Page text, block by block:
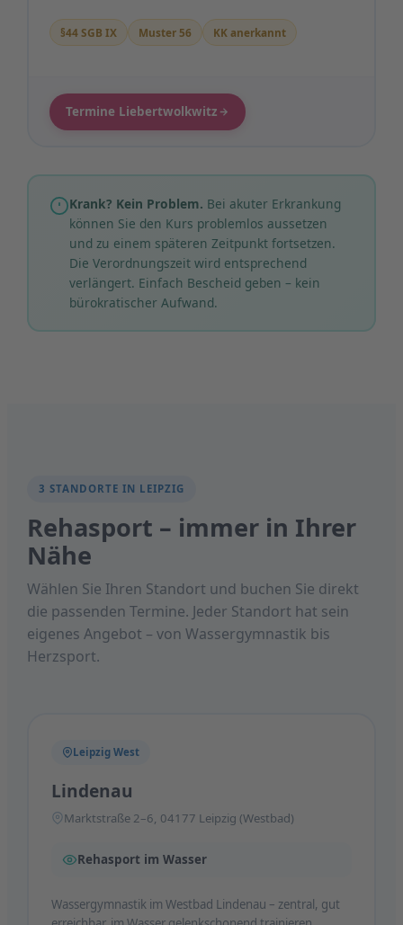
§44 SGB IX Muster 56 KK anerkannt
Termine Liebertwolkwitz
Krank? Kein Problem. Bei akuter Erkrankung
können Sie den Kurs problemlos aussetzen
und zu einem späteren Zeitpunkt fortsetzen.
Die Verordnungszeit wird entsprechend
verlängert. Einfach Bescheid geben – kein
bürokratischer Aufwand.
3 STANDORTE IN LEIPZIG
Rehasport – immer in Ihrer
Nähe
Wählen Sie Ihren Standort und buchen Sie direkt
die passenden Termine. Jeder Standort hat sein
eigenes Angebot – von Wassergymnastik bis
Herzsport.
Leipzig West
Lindenau
Marktstraße 2–6, 04177 Leipzig (Westbad)
Rehasport im Wasser
Wassergymnastik im Westbad Lindenau – zentral, gut